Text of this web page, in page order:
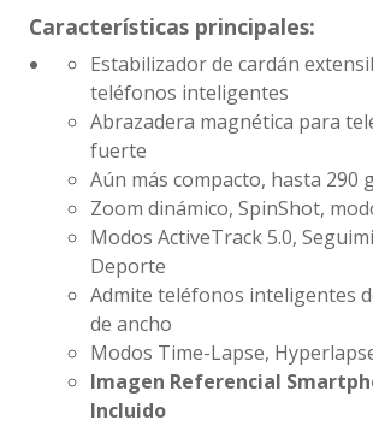
Características principales:
Estabilizador de cardán
teléfonos inteligentes
Abrazadera magnética para
fuerte
Aún más compacto, hasta 290
Zoom dinámico, SpinShot,
Modos ActiveTrack 5.0,
Deporte
Admite teléfonos inteligentes
de ancho
Modos Time-Lapse,
Imagen Referencial
Incluido